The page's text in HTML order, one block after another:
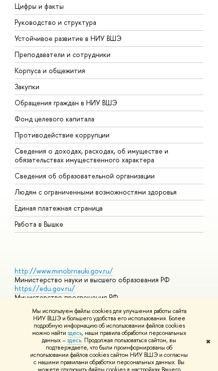
Мы используем файлы cookies для улучшения работы сайта
НИУ ВШЭ и большего удобства его использования. Более
подробную информацию об использовании файлов cookies
можно найти здесь, наши правила обработки персональных
данных –здесь. Продолжая пользоваться сайтом, вы
подтверждаете, что были проинформированы об
использовании файлов cookies сайтом НИУ ВШЭ и согласны
с нашими правилами обработки персональных данных. Вы
✖
Цифры и факты
Руководство и структура
Устойчивое развитие в НИУ ВШЭ
Преподаватели и сотрудники
Корпуса и общежития
Закупки
Обращения граждан в НИУ ВШЭ
Фонд целевого капитала
Противодействие коррупции
Сведения о доходах, расходах, об имуществе и
обязательствах имущественного характера
Сведения об образовательной организации
Людям с ограниченными возможностями здоровья
Единая платежная страница
Работа в Вышке
http://www.minobrnauki.gov.ru/
Министерство науки и высшего образования РФ
https://edu.gov.ru/
Министерство просвещения РФ
Массовые открытые онлайн-курсы
© НИУ ВШЭ 1993–2026 Адреса и контактыУсловия
использования материалов Политика конфиденциальности
Шрифты HSE Sans и HSE Slab разработаны вШколе дизайна НИУ